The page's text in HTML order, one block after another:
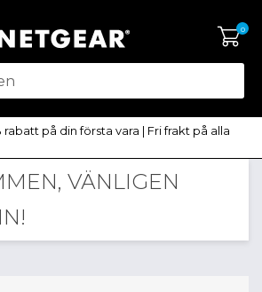
0
rabatt på din första vara | Fri frakt på alla
VÄNLIGEN